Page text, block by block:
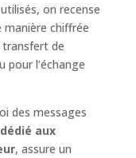
on recense
manière chiffrée
de
l’échange
des messages
aux
, assure un